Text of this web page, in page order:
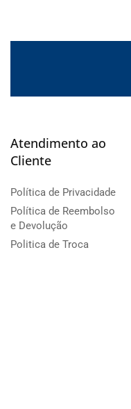
Atendimento ao
Cliente
Política de Privacidade
Política de Reembolso
e Devolução
Politica de Troca